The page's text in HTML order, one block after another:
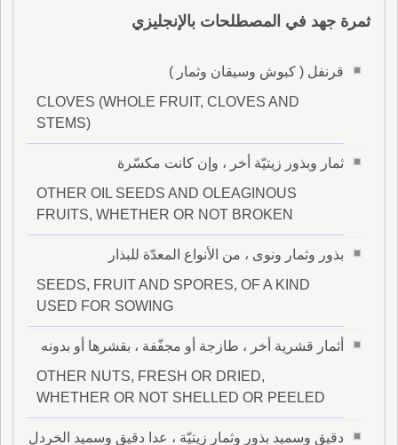
ثمرة جهد في المصطلحات بالإنجليزي
قرنفل ( كبوش وسيقان وثمار )
CLOVES (WHOLE FRUIT, CLOVES AND
STEMS)
ثمار وبذور زيتيّة أخر ، وإن كانت مكسّرة
OTHER OIL SEEDS AND OLEAGINOUS
FRUITS, WHETHER OR NOT BROKEN
بذور وثمار ونوى ، من الأنواع المعدّة للبذار
SEEDS, FRUIT AND SPORES, OF A KIND
USED FOR SOWING
أثمار قشرية أخر ، طازجة أو مجفّفة ، بقشرها أو بدونه
OTHER NUTS, FRESH OR DRIED,
WHETHER OR NOT SHELLED OR PEELED
دقيق وسميد بذور وثمار زيتيّة ، عدا دقيق وسميد الخردل